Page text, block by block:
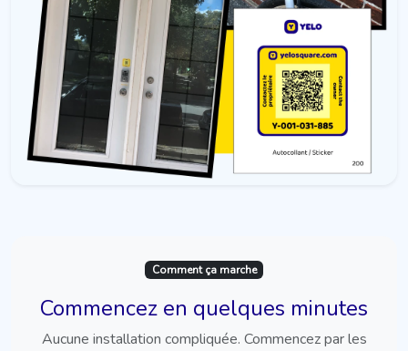
Comment ça marche
Commencez en quelques minutes
Aucune installation compliquée. Commencez par les